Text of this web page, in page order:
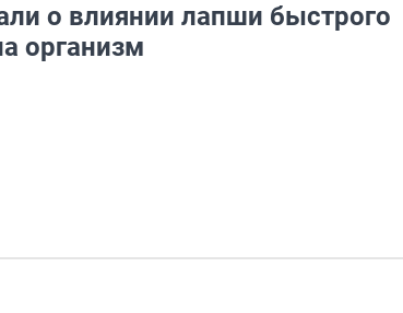
о влиянии лапши быстрого
организм